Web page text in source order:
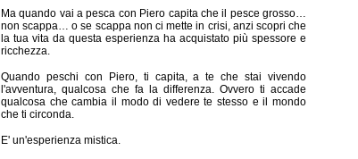
Ma quando vai a pesca con Piero capita che il pesce grosso…
non scappa… o se scappa non ci mette in crisi, anzi scopri che
la tua vita da questa esperienza ha acquistato più spessore e
ricchezza.
Quando peschi con Piero, ti capita, a te che stai vivendo
l'avventura, qualcosa che fa la differenza. Ovvero ti accade
qualcosa che cambia il modo di vedere te stesso e il mondo
che ti circonda.
E' un'esperienza mistica.